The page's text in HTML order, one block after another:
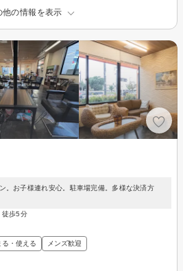
他の情報を表示
。お子様連れ安心。駐車場完備。多様な決済方
徒歩5分
・使える メンズ歓迎